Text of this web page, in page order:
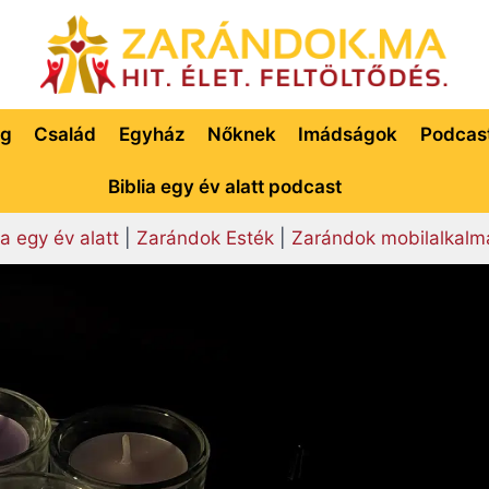
Család Egyház Nőknek Imádságok
Biblia egy év alatt podcast
egy év alatt| Zarándok Esték| Zarándok